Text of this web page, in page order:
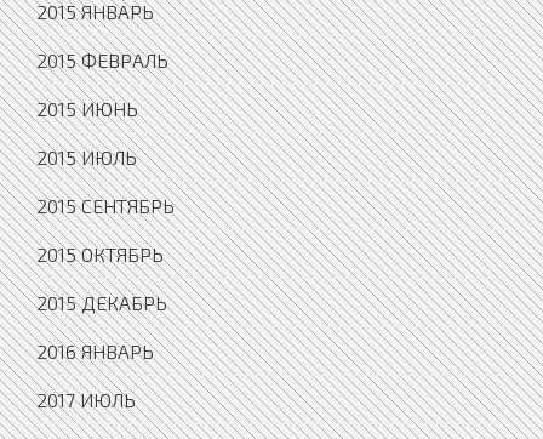
2015 ЯНВАРЬ
2015 ФЕВРАЛЬ
2015 ИЮНЬ
2015 ИЮЛЬ
2015 СЕНТЯБРЬ
2015 ОКТЯБРЬ
2015 ДЕКАБРЬ
2016 ЯНВАРЬ
2017 ИЮЛЬ